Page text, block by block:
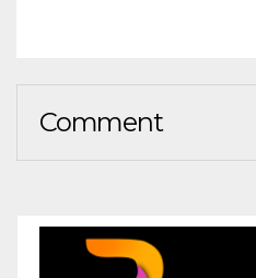
Comment